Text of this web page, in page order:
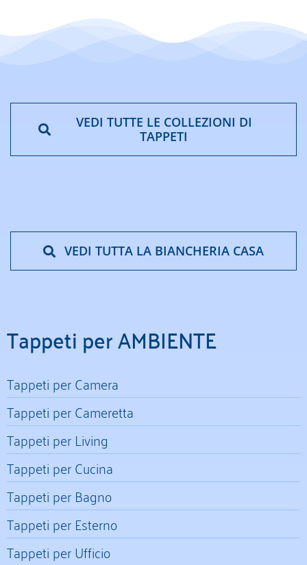
VEDI TUTTE LE COLLEZIONI DI
TAPPETI
VEDI TUTTA LA BIANCHERIA CASA
Tappeti per AMBIENTE
Tappeti per Camera
Tappeti per Cameretta
Tappeti per Living
Tappeti per Cucina
Tappeti per Bagno
Tappeti per Esterno
Tappeti per Ufficio